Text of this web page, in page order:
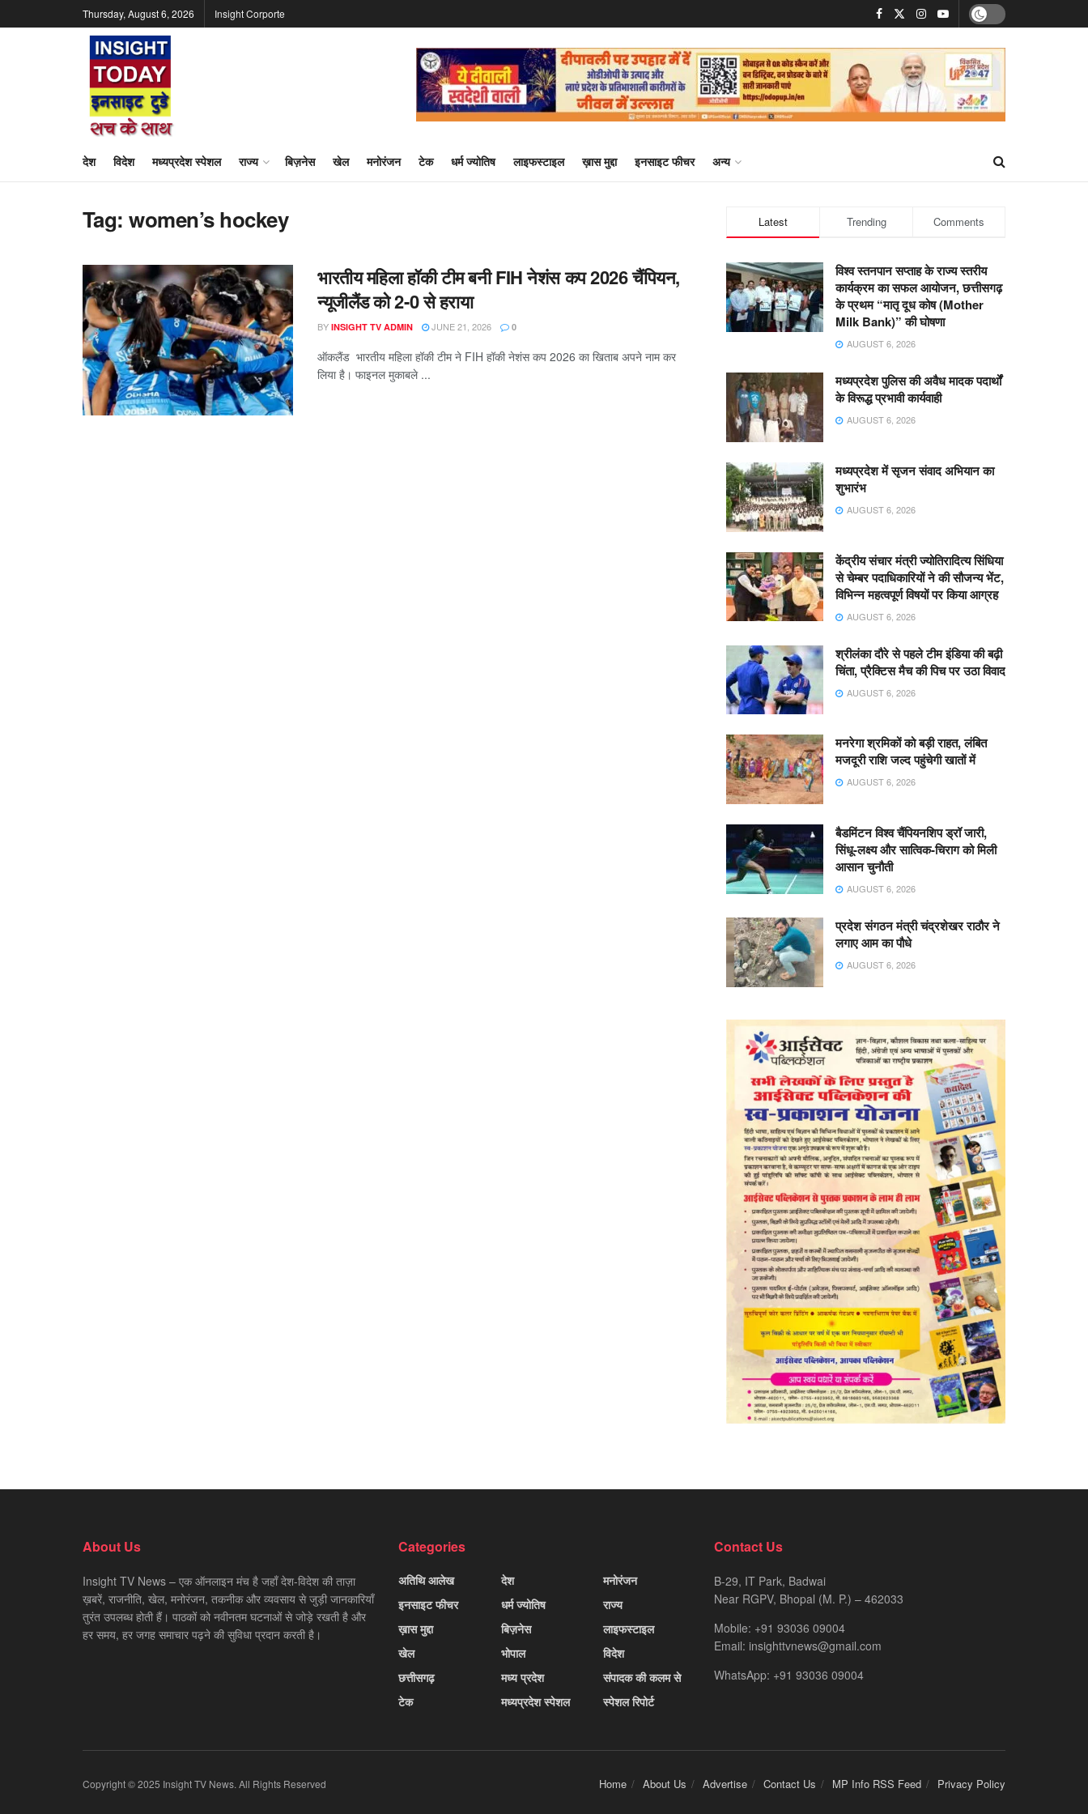
Thursday, August 6, 2026 Insight Corporte
देश विदेश मध्यप्रदेश स्पेशल राज्य बिज़नेस खेल मनोरंजन टेक धर्म ज्योतिष लाइफस्टाइल ख़ास मुद्दा इनसाइट फीचर अन्य
Tag:women’s hockey
भारतीय महिला हॉकी टीम बनी FIH नेशंस कप 2026 चैंपियन,
न्यूजीलैंड को 2-0 से हराया
BY INSIGHT TV ADMIN JUNE 21, 2026 0
ऑकलैंड भारतीय महिला हॉकी टीम ने FIH हॉकी नेशंस कप 2026 का खिताब अपने नाम कर
लिया है। फाइनल मुकाबले ...
Latest Trending Comments
विश्व स्तनपान सप्ताह के राज्य स्तरीय
कार्यक्रम का सफल आयोजन, छत्तीसगढ़
के प्रथम “मातृ दूध कोष (Mother
Milk Bank)” की घोषणा
AUGUST 6, 2026
मध्यप्रदेश पुलिस की अवैध मादक पदार्थों
के विरूद्ध प्रभावी कार्यवाही
AUGUST 6, 2026
मध्यप्रदेश में सृजन संवाद अभियान का
शुभारंभ
AUGUST 6, 2026
केंद्रीय संचार मंत्री ज्योतिरादित्य सिंधिया
से चेम्बर पदाधिकारियों ने की सौजन्य भेंट,
विभिन्न महत्वपूर्ण विषयों पर किया आग्रह
AUGUST 6, 2026
श्रीलंका दौरे से पहले टीम इंडिया की बढ़ी
चिंता, प्रैक्टिस मैच की पिच पर उठा विवाद
AUGUST 6, 2026
मनरेगा श्रमिकों को बड़ी राहत, लंबित
मजदूरी राशि जल्द पहुंचेगी खातों में
AUGUST 6, 2026
बैडमिंटन विश्व चैंपियनशिप ड्रॉ जारी,
सिंधू-लक्ष्य और सात्विक-चिराग को मिली
आसान चुनौती
AUGUST 6, 2026
प्रदेश संगठन मंत्री चंद्रशेखर राठौर ने
लगाए आम का पौधे
AUGUST 6, 2026
About Us
Insight TV News – एक ऑनलाइन मंच है जहाँ देश-विदेश की ताज़ा
ख़बरें, राजनीति, खेल, मनोरंजन, तकनीक और व्यवसाय से जुड़ी जानकारियाँ
तुरंत उपलब्ध होती हैं। पाठकों को नवीनतम घटनाओं से जोड़े रखती है और
हर समय, हर जगह समाचार पढ़ने की सुविधा प्रदान करती है।
Categories
अतिथि आलेख
इनसाइट फीचर
ख़ास मुद्दा
खेल
छत्तीसगढ़
टेक
देश
धर्म ज्योतिष
बिज़नेस
भोपाल
मध्य प्रदेश
मध्यप्रदेश स्पेशल
मनोरंजन
राज्य
लाइफस्टाइल
विदेश
संपादक की कलम से
स्पेशल रिपोर्ट
Contact Us
B-29, IT Park, Badwai
Near RGPV, Bhopal (M. P.) – 462033
Mobile: +91 93036 09004
Email: insighttvnews@gmail.com
WhatsApp: +91 93036 09004
Home About Us Advertise Contact Us MP Info RSS Feed Privacy Policy
Copyright © 2025 Insight TV News. All Rights Reserved